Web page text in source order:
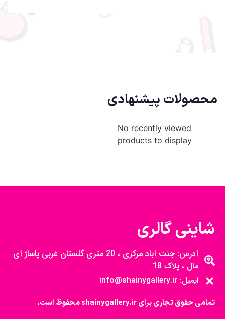
محصولات پیشنهادی
No recently viewed
products to display
شاینی گالری
آدرس: جنت آباد مرکزی ، 20 متری گلستان غربی پاساژ آی
مال ، پلاک 18
ایمیل: info@shainygallery.ir
تمامی حقوق تجاری برای shainygallery.ir محفوظ است.